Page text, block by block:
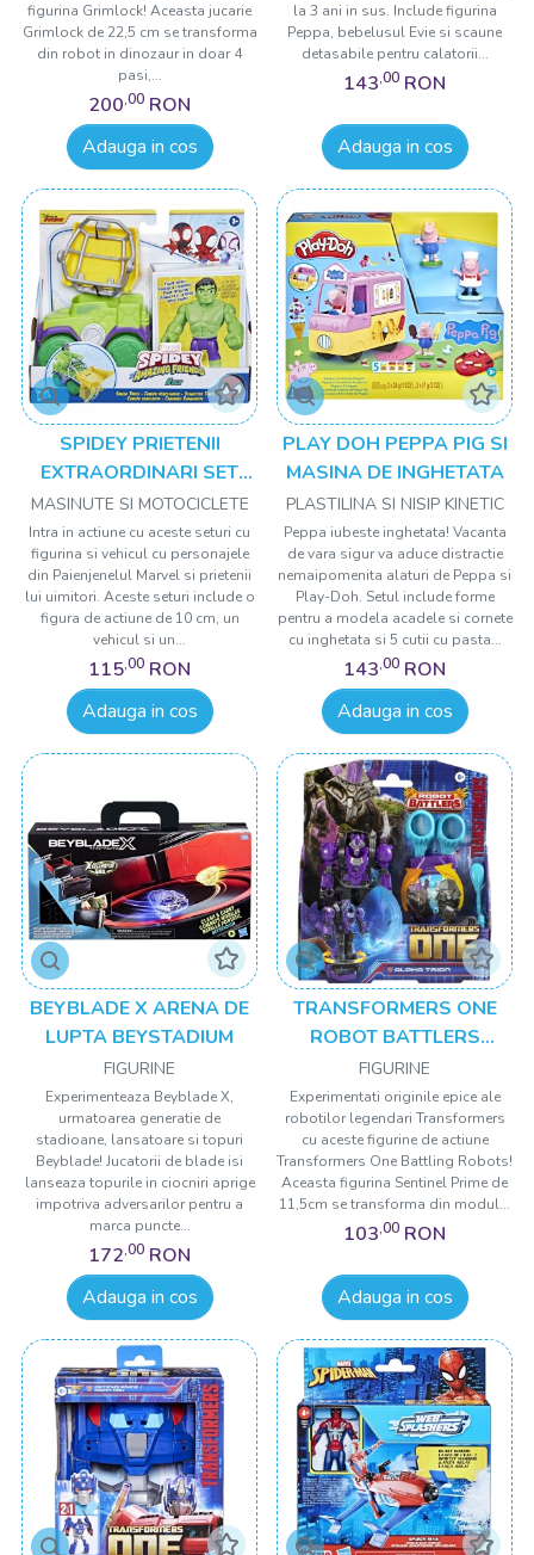
figurina Grimlock! Aceasta jucarie
Grimlock de 22,5 cm se transforma
din robot in dinozaur in doar 4
pasi,...
200,00 RON
Adauga in cos
la 3 ani in sus. Include figurina
Peppa, bebelusul Evie si scaune
detasabile pentru calatorii...
143,00 RON
Adauga in cos
SPIDEY PRIETENII
EXTRAORDINARI SET
MASINUTA SI FIGURINA
SI ACCESORIU HULK
MASINUTE SI MOTOCICLETE
Intra in actiune cu aceste seturi cu
figurina si vehicul cu personajele
din Paienjenelul Marvel si prietenii
lui uimitori. Aceste seturi include o
figura de actiune de 10 cm, un
vehicul si un...
115,00 RON
Adauga in cos
PLAY DOH PEPPA PIG SI
MASINA DE INGHETATA
PLASTILINA SI NISIP KINETIC
Peppa iubeste inghetata! Vacanta
de vara sigur va aduce distractie
nemaipomenita alaturi de Peppa si
Play-Doh. Setul include forme
pentru a modela acadele si cornete
cu inghetata si 5 cutii cu pasta...
143,00 RON
Adauga in cos
BEYBLADE X ARENA DE
LUPTA BEYSTADIUM
FIGURINE
Experimenteaza Beyblade X,
urmatoarea generatie de
stadioane, lansatoare si topuri
Beyblade! Jucatorii de blade isi
lanseaza topurile in ciocniri aprige
impotriva adversarilor pentru a
marca puncte...
172,00 RON
Adauga in cos
TRANSFORMERS ONE
ROBOT BATTLERS
FIGURINA ALPHA TRION
11.5CM
FIGURINE
Experimentati originile epice ale
robotilor legendari Transformers
cu aceste figurine de actiune
Transformers One Battling Robots!
Aceasta figurina Sentinel Prime de
11,5cm se transforma din modul...
103,00 RON
Adauga in cos